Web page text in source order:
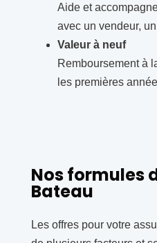
Aide et
avec un vendeur,
Valeur à neuf
Remboursement à
les premières
Nos formules
Bateau
Les offres pour votre